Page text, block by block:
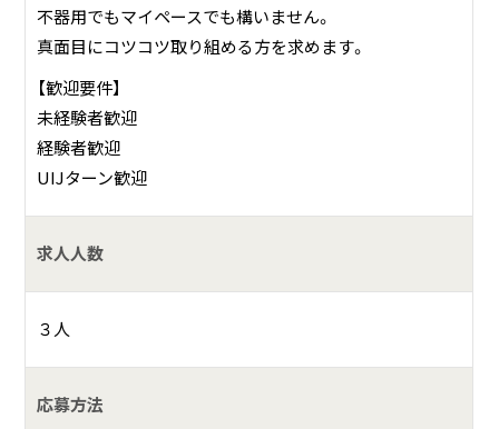
不器用でもマイペースでも構いません。
真面目にコツコツ取り組める方を求めます。
【歓迎要件】
未経験者歓迎
経験者歓迎
UIJターン歓迎
求人人数
３人
応募方法